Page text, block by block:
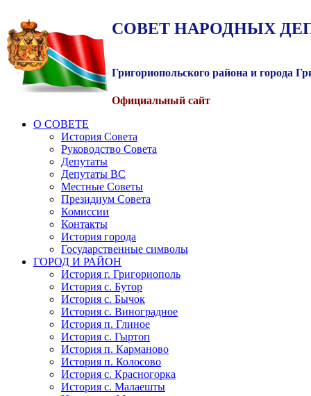
СОВЕТ НАРОДНЫХ
Григориопольского района и города
Официальный сайт
О СОВЕТЕ
История Совета
Руководство Совета
Депутаты
Депутаты ВС
Местные Советы
Президиум Совета
Комиссии
Контакты
История города
Государственные символы
ГОРОД И РАЙОН
История г. Григориополь
История с. Бутор
История с. Бычок
История с. Виноградное
История п. Глиное
История с. Гыртоп
История п. Карманово
История п. Колосово
История с. Красногорка
История с. Малаешты